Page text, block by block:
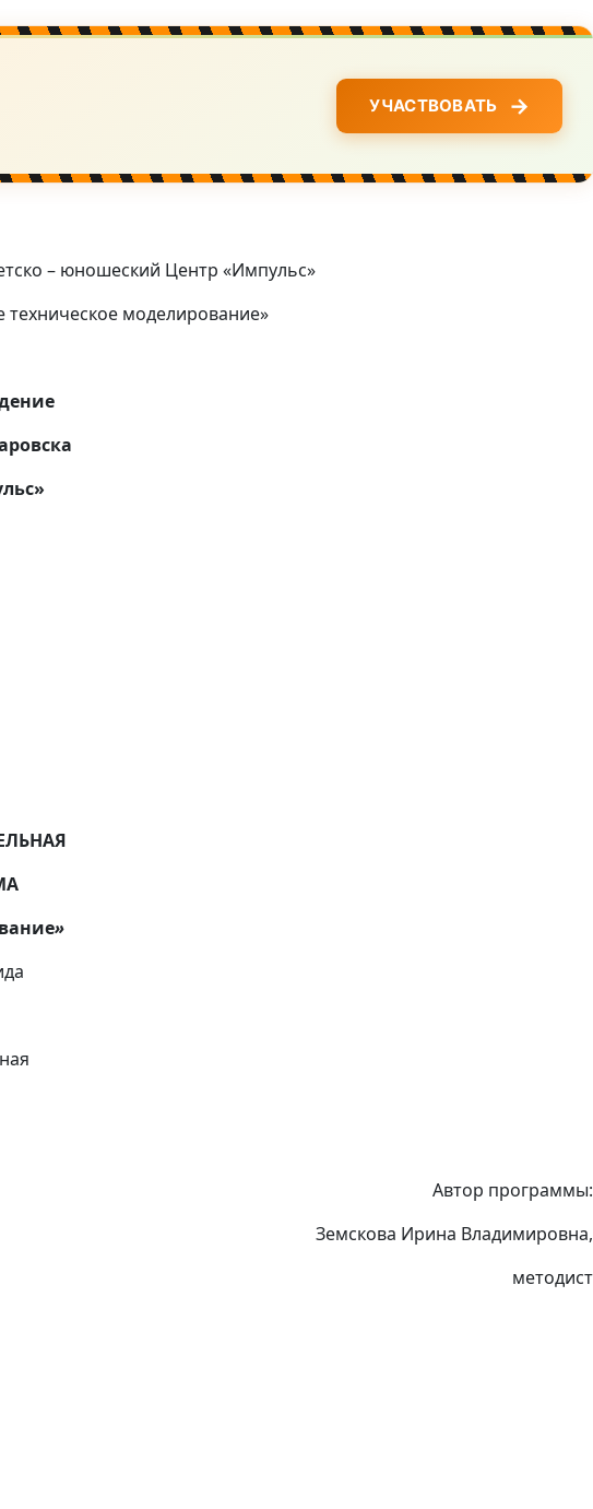
УЧАСТВОВАТЬ →
– юношеский Центр «Импульс»
моделирование»
»
Автор программы:
Ирина Владимировна,
методист